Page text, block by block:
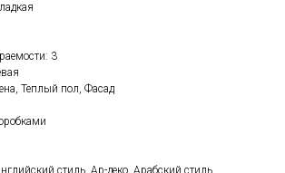
3
Теплый пол, Фасад
стиль, Ар-деко, Арабский стиль,